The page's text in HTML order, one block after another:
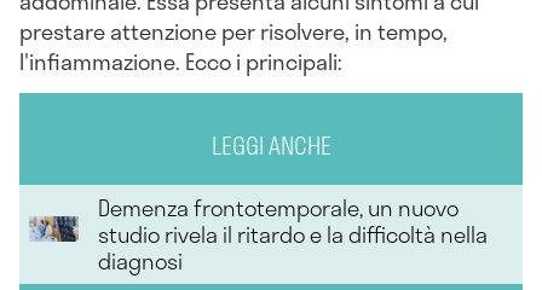
prestare attenzione per risolvere, in tempo,
l'infiammazione. Ecco i principali:
LEGGI ANCHE
Demenza frontotemporale, un nuovo
studio rivela il ritardo e la difficoltà nella
diagnosi